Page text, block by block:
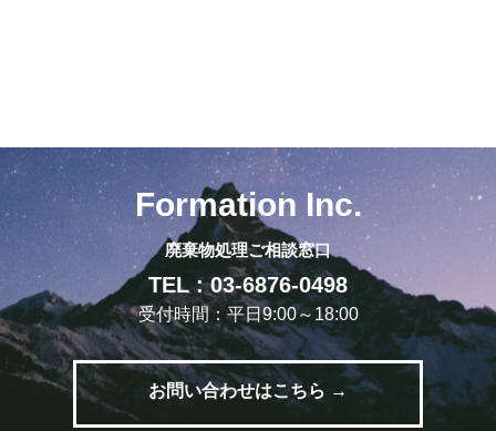
Formation Inc.
廃棄物処理ご相談窓口
TEL : 03-6876-0498
受付時間：平日9:00～18:00
お問い合わせはこちら →